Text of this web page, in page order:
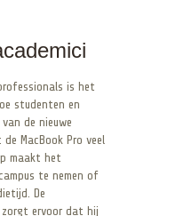
is het
studenten en
de nieuwe
MacBook Pro veel
maakt het
te nemen of
De
zorgt ervoor dat hij